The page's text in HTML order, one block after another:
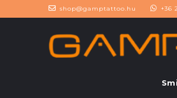
shop@gamptattoo.hu +36